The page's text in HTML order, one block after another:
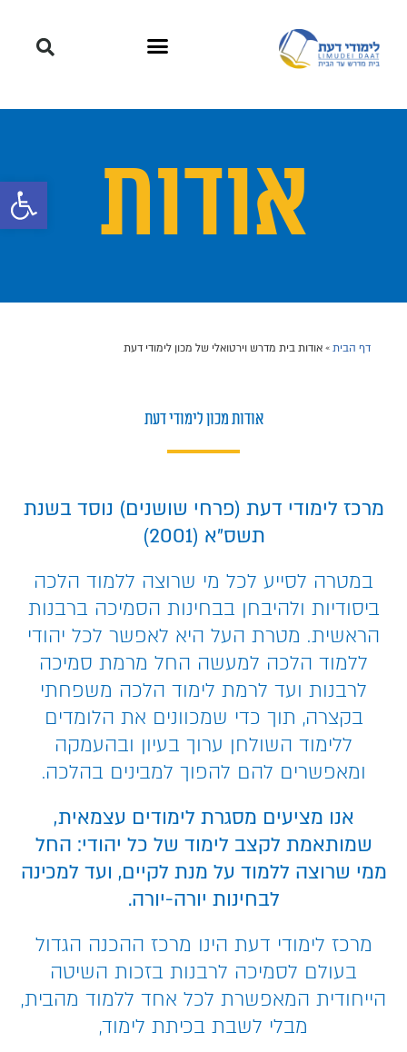
פתח אודות
דף הבית»אודות בית מדרש וירטואלי של מכון לימודי דעת
אודות מכון לימודי דעת
מרכז לימודי דעת (פרחי שושנים) נוסד בשנת
תשס”א (2001)
במטרה לסייע לכל מי שרוצה ללמוד הלכה
ביסודיות ולהיבחן בבחינות הסמיכה ברבנות
הראשית. מטרת העל היא לאפשר לכל יהודי
ללמוד הלכה למעשה החל מרמת סמיכה
לרבנות ועד לרמת לימוד הלכה משפחתי
בקצרה, תוך כדי שמכוונים את הלומדים
ללימוד השולחן ערוך בעיון ובהעמקה
ומאפשרים להם להפוך למבינים בהלכה.
אנו מציעים מסגרת לימודים עצמאית,
שמותאמת לקצב לימוד של כל יהודי: החל
ממי שרוצה ללמוד על מנת לקיים, ועד למכינה
לבחינות יורה-יורה.
מרכז לימודי דעת הינו מרכז ההכנה הגדול
בעולם לסמיכה לרבנות בזכות השיטה
הייחודית המאפשרת לכל אחד ללמוד מהבית,
מבלי לשבת בכיתת לימוד,